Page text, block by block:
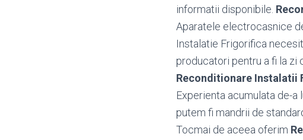
informatii disponibile.
Aparatele electrocasnice
Instalatie Frigorifica
producatori pentru a fi la zi
Reconditionare Instalatii
Experienta acumulata de-
putem fi mandrii de
Tocmai de aceea oferim